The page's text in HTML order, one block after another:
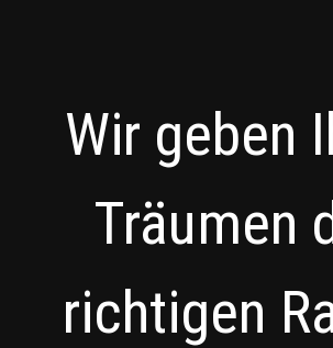
Wir geben
Träumen
richtigen